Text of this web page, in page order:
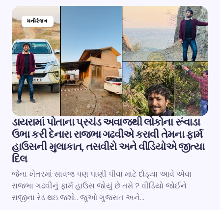
મનોરંજન
ડાયરામાં પોતાના પ્રચંડ અવાજથી લોકોના રૂંવાડા
ઉભા કરી દેનારા રાજભા ગઢવીએ કરાવી તેમના ફાર્મ
હાઉસની મુલાકાત, તસવીરો અને વીડિયોએ જીત્યા
દિલ
જેના ખેતરમાં સાવજ પણ પાણી પીવા માટે દોડ્યા આવે એવા
રાજભા ગઢવીનું ફાર્મ હાઉસ જોયું છે તમે ? વીડિયો જોઈને
રાજીના રેડ થઇ જશો.. જુઓ ગુજરાત અને…